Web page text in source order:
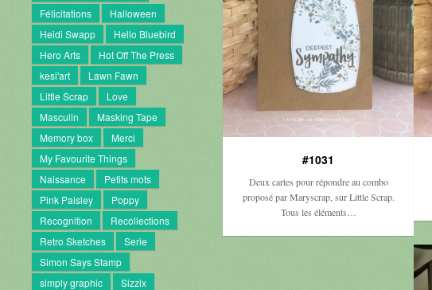
Félicitations
Halloween
Heidi Swapp
Hello Bluebird
Hero Arts
Hot Off The Press
kesi'art
Lawn Fawn
Little Scrap
Love
Masculin
Masking Tape
Memory box
Merci
My Favourite Things
Naissance
Petits mots
Pink Paisley
Poppy
Recognition
Recollections
Retro Sketches
Serie
Simon Says Stamp
simply graphic
Sizzix
#1031
Deux cartes pour répondre au combo
proposé par Maryscrap, sur Little Scrap.
Tous les éléments…